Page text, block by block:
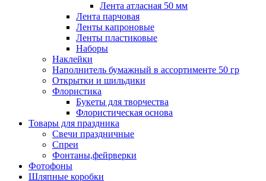
Лента атласная 50 мм
Лента парчовая
Ленты капроновые
Ленты пластиковые
Наборы
Наклейки
Наполнитель бумажный в ассортименте 50 гр
Открытки и шильдики
Флористика
Букеты для творчества
Флористическая основа
Товары для праздника
Свечи праздничные
Спреи
Фонтаны,фейрверки
Фотофоны
Шляпные коробки